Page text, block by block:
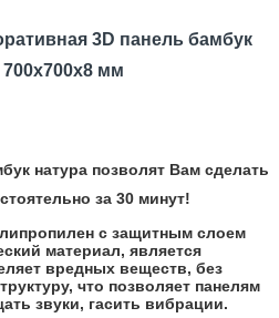
3D панель бамбук
700x700x8 мм
натура позволят Вам сделать
за 30 минут!
с защитным слоем
материал, является
вредных веществ, без
что позволяет панелям
звуки, гасить вибрации.